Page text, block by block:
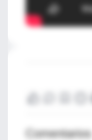
Comentarios